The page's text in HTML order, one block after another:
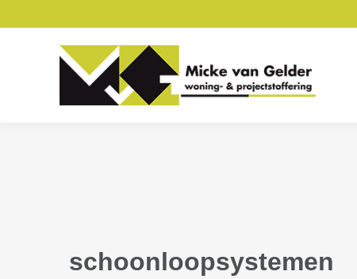
schoonloopsystemen